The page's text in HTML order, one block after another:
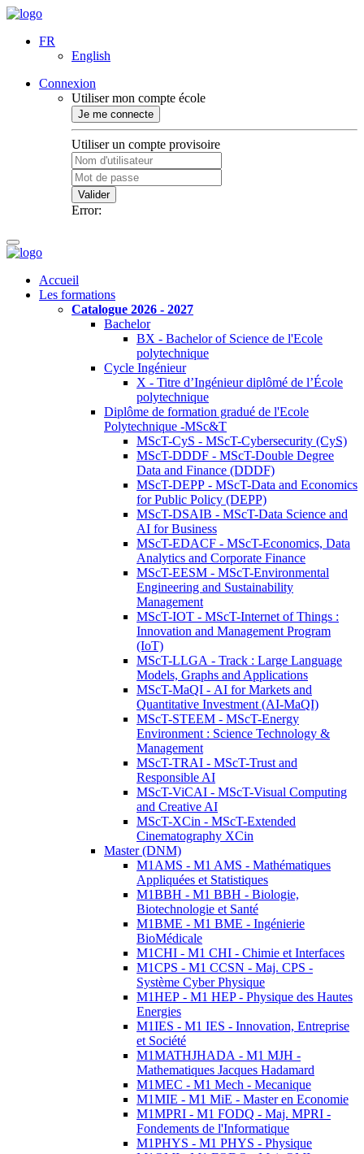
FR
English
Connexion
Utiliser mon compte école
Je me connecte
Utiliser un compte provisoire
Valider
Error:
Accueil
Les formations
Catalogue 2026 - 2027
Bachelor
BX - Bachelor of Science de l'Ecole
polytechnique
Cycle Ingénieur
X - Titre d’Ingénieur diplômé de l’École
polytechnique
Diplôme de formation gradué de l'Ecole
Polytechnique -MSc&T
MScT-CyS - MScT-Cybersecurity (CyS)
MScT-DDDF - MScT-Double Degree
Data and Finance (DDDF)
MScT-DEPP - MScT-Data and Economics
for Public Policy (DEPP)
MScT-DSAIB - MScT-Data Science and
AI for Business
MScT-EDACF - MScT-Economics, Data
Analytics and Corporate Finance
MScT-EESM - MScT-Environmental
Engineering and Sustainability
Management
MScT-IOT - MScT-Internet of Things :
Innovation and Management Program
(IoT)
MScT-LLGA - Track : Large Language
Models, Graphs and Applications
MScT-MaQI - AI for Markets and
Quantitative Investment (AI-MaQI)
MScT-STEEM - MScT-Energy
Environment : Science Technology &
Management
MScT-TRAI - MScT-Trust and
Responsible AI
MScT-ViCAI - MScT-Visual Computing
and Creative AI
MScT-XCin - MScT-Extended
Cinematography XCin
Master (DNM)
M1AMS - M1 AMS - Mathématiques
Appliquées et Statistiques
M1BBH - M1 BBH - Biologie,
Biotechnologie et Santé
M1BME - M1 BME - Ingénierie
BioMédicale
M1CHI - M1 CHI - Chimie et Interfaces
M1CPS - M1 CCSN - Maj. CPS -
Système Cyber Physique
M1HEP - M1 HEP - Physique des Hautes
Energies
M1IES - M1 IES - Innovation, Entreprise
et Société
M1MATHJHADA - M1 MJH -
Mathematiques Jacques Hadamard
M1MEC - M1 Mech - Mecanique
M1MIE - M1 MiE - Master en Economie
M1MPRI - M1 FODQ - Maj. MPRI -
Fondements de l'Informatique
M1PHYS - M1 PHYS - Physique